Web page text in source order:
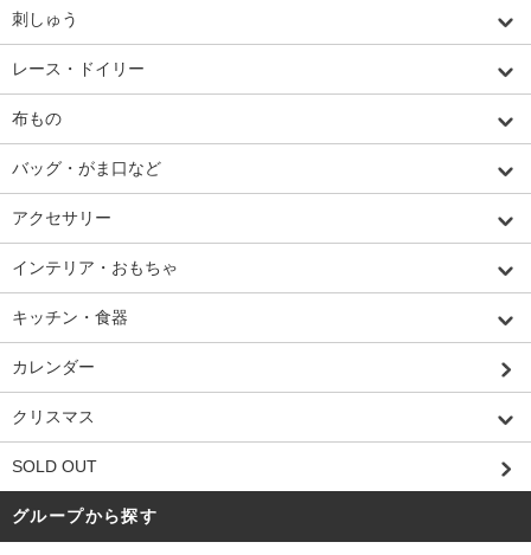
刺しゅう
レース・ドイリー
布もの
バッグ・がま口など
アクセサリー
インテリア・おもちゃ
キッチン・食器
カレンダー
クリスマス
SOLD OUT
グループから探す